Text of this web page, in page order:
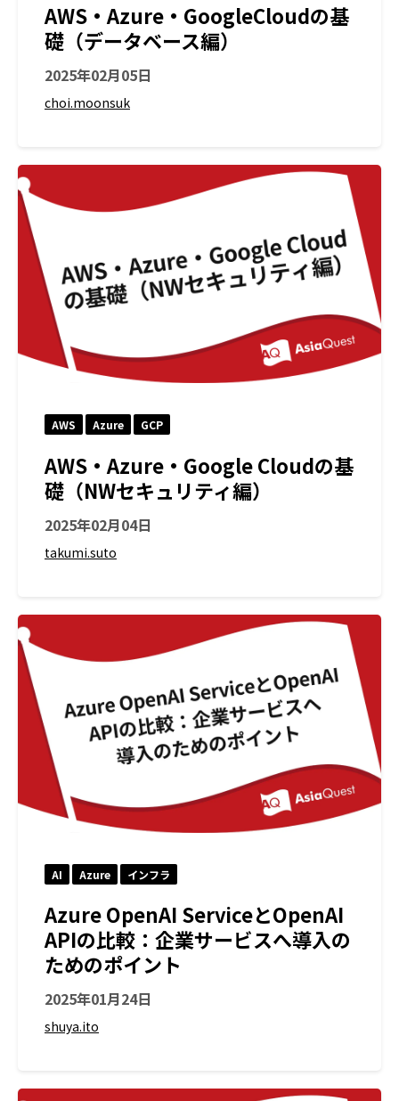
AWS・Azure・GoogleCloudの基
礎（データベース編）
2025年02月05日
choi.moonsuk
AWS Azure GCP
AWS・Azure・Google Cloudの基
礎（NWセキュリティ編）
2025年02月04日
takumi.suto
AI Azure インフラ
Azure OpenAI ServiceとOpenAI
APIの比較：企業サービスへ導入の
ためのポイント
2025年01月24日
shuya.ito